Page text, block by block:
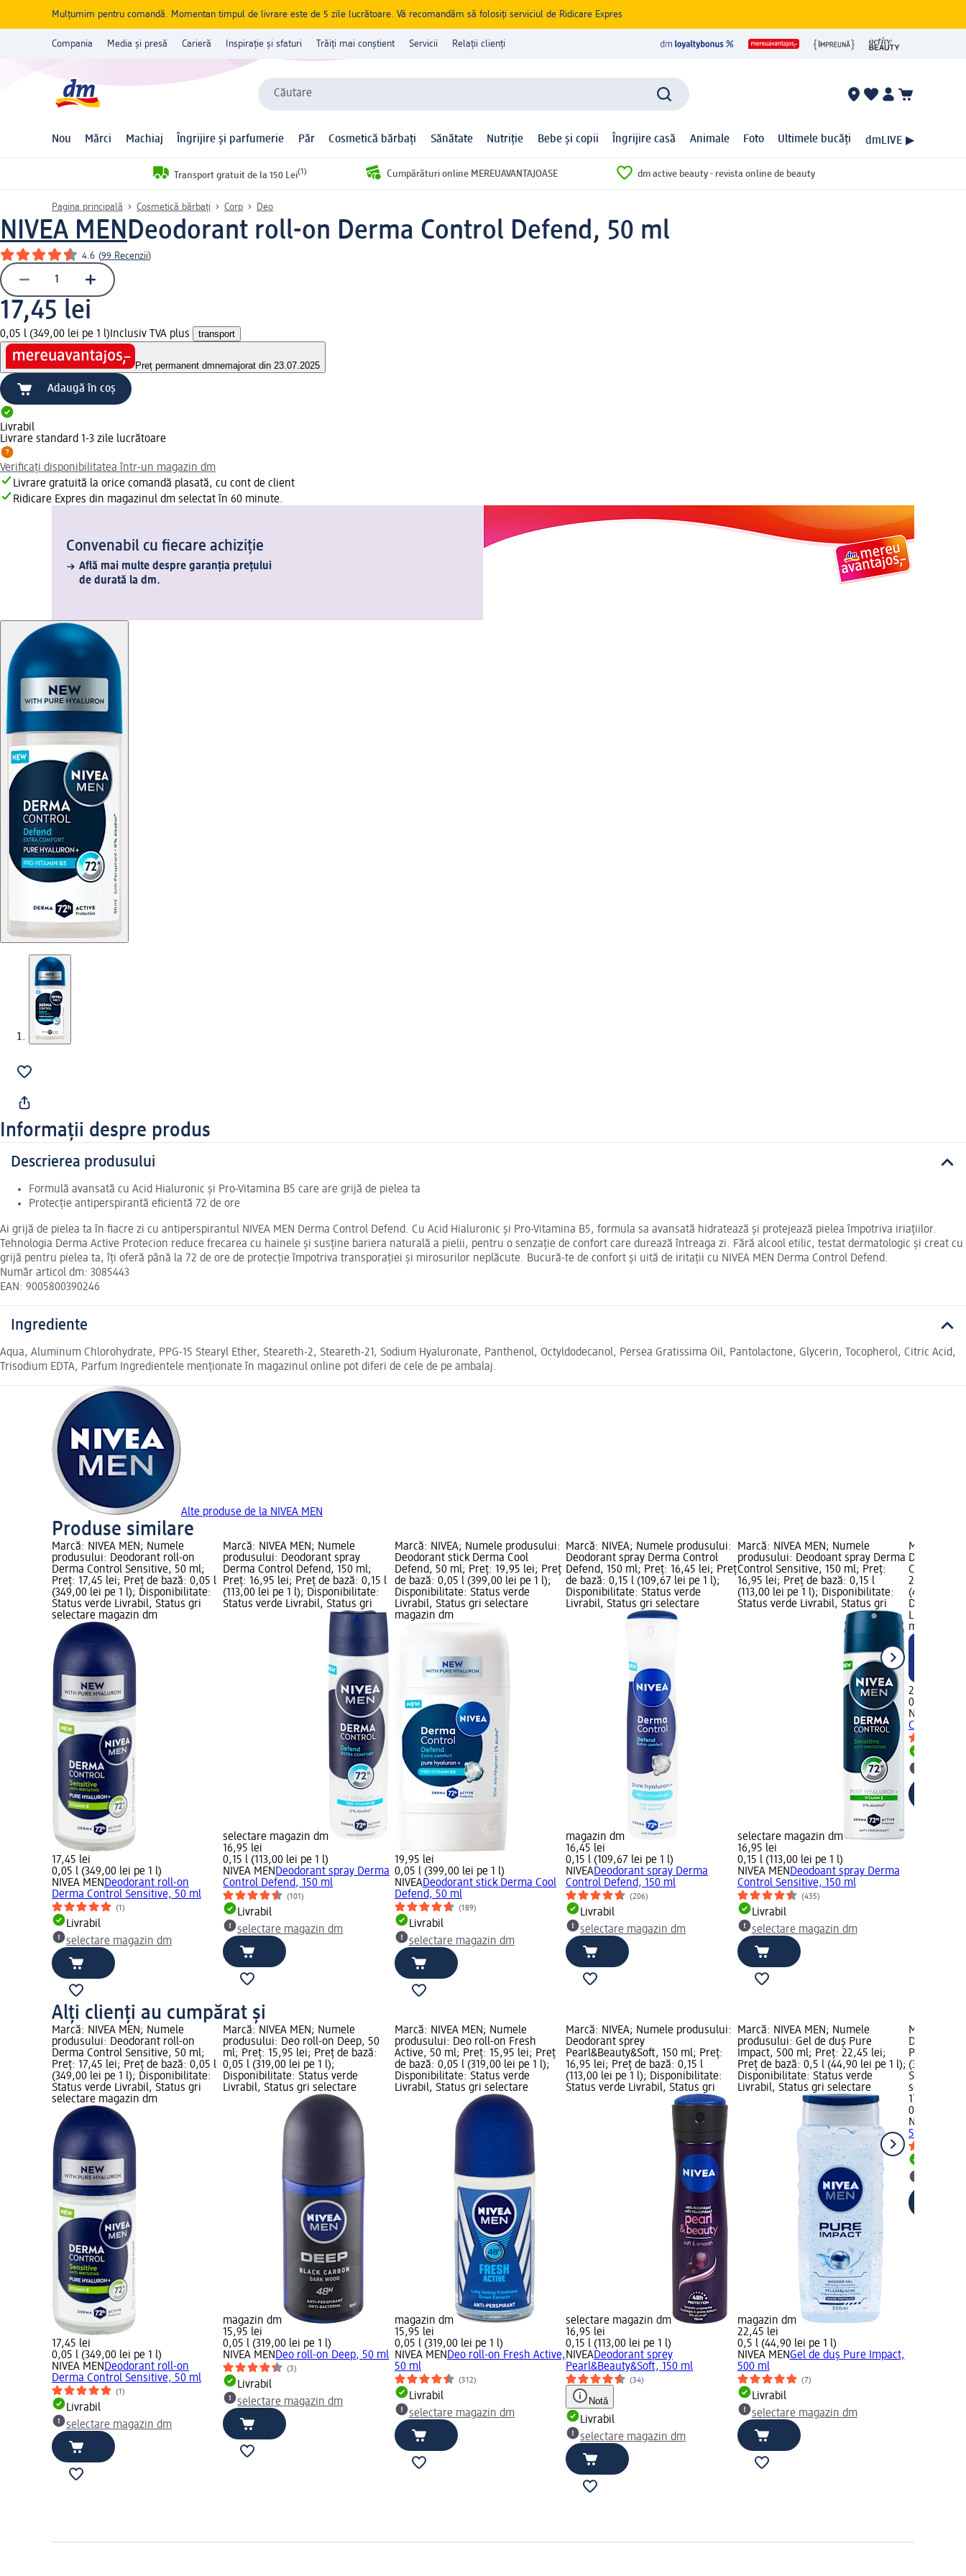
Mulțumim pentru comandă. Momentan timpul de livrare este de 5 zile lucrătoare. Vă recomandăm să folosiți serviciul de Ridicare Expres
Compania Media și presă Carieră Inspirație și sfaturi Trăiți mai conștient Servicii Relații clienți
Căutare
Nou Mărci Machiaj Îngrijire și parfumerie Păr Cosmetică bărbați Sănătate Nutriție Bebe și copii Îngrijire casă Animale Foto Ultimele bucăți dmLIVE ▶
Transport gratuit de la 150 Lei(1) Cumpărături online MEREUAVANTAJOASE dm active beauty - revista online de beauty
Pagina principală Cosmetică bărbați Corp Deo
NIVEA MENDeodorant roll-on Derma Control Defend, 50 ml
4.6 (99 Recenzii)
17,45 lei
0,05 l (349,00 lei pe 1 l) Inclusiv TVA plus transport
Preț permanent dmnemajorat din 23.07.2025
Adaugă în coș
Livrabil
Livrare standard 1-3 zile lucrătoare
Verificați disponibilitatea într-un magazin dm
Livrare gratuită la orice comandă plasată, cu cont de client
Ridicare Expres din magazinul dm selectat în 60 minute.
Convenabil cu fiecare achiziție
Află mai multe despre garanția prețului
de durată la dm.
Informații despre produs
Descrierea produsului
Formulă avansată cu Acid Hialuronic și Pro-Vitamina B5 care are grijă de pielea ta
Protecție antiperspirantă eficientă 72 de ore
Ai grijă de pielea ta în fiacre zi cu antiperspirantul NIVEA MEN Derma Control Defend. Cu Acid Hialuronic și Pro-Vitamina B5, formula sa avansată hidratează și protejează pielea împotriva iriațiilor.
Tehnologia Derma Active Protecion reduce frecarea cu hainele și susține bariera naturală a pielii, pentru o senzație de confort care durează întreaga zi. Fără alcool etilic, testat dermatologic și creat cu
grijă pentru pielea ta, îți oferă până la 72 de ore de protecție împotriva transporației și mirosurilor neplăcute. Bucură-te de confort și uită de iritații cu NIVEA MEN Derma Control Defend.
Număr articol dm: 3085443
EAN: 9005800390246
Ingrediente
Aqua, Aluminum Chlorohydrate, PPG-15 Stearyl Ether, Steareth-2, Steareth-21, Sodium Hyaluronate, Panthenol, Octyldodecanol, Persea Gratissima Oil, Pantolactone, Glycerin, Tocopherol, Citric Acid,
Trisodium EDTA, Parfum Ingredientele menționate în magazinul online pot diferi de cele de pe ambalaj.
Alte produse de la NIVEA MEN
Produse similare
Marcă: NIVEA MEN; Numele
produsului: Deodorant roll-on
Derma Control Sensitive, 50 ml;
Preț: 17,45 lei; Preț de bază: 0,05 l
(349,00 lei pe 1 l); Disponibilitate:
Status verde Livrabil, Status gri
selectare magazin dm
17,45 lei
0,05 l (349,00 lei pe 1 l)
NIVEA MEN Deodorant roll-on
Derma Control Sensitive, 50 ml
(1)
Livrabil
selectare magazin dm
Marcă: NIVEA MEN; Numele
produsului: Deodorant spray
Derma Control Defend, 150 ml;
Preț: 16,95 lei; Preț de bază: 0,15 l
(113,00 lei pe 1 l); Disponibilitate:
Status verde Livrabil, Status gri
selectare magazin dm
16,95 lei
0,15 l (113,00 lei pe 1 l)
NIVEA MEN Deodorant spray Derma
Control Defend, 150 ml
(101)
Livrabil
selectare magazin dm
Marcă: NIVEA; Numele produsului:
Deodorant stick Derma Cool
Defend, 50 ml; Preț: 19,95 lei; Preț
de bază: 0,05 l (399,00 lei pe 1 l);
Disponibilitate: Status verde
Livrabil, Status gri selectare
magazin dm
19,95 lei
0,05 l (399,00 lei pe 1 l)
NIVEADeodorant stick Derma Cool
Defend, 50 ml
(189)
Livrabil
selectare magazin dm
Marcă: NIVEA; Numele produsului:
Deodorant spray Derma Control
Defend, 150 ml; Preț: 16,45 lei; Preț
de bază: 0,15 l (109,67 lei pe 1 l);
Disponibilitate: Status verde
Livrabil, Status gri selectare
magazin dm
16,45 lei
0,15 l (109,67 lei pe 1 l)
NIVEADeodorant spray Derma
Control Defend, 150 ml
(206)
Livrabil
selectare magazin dm
Marcă: NIVEA MEN; Numele
produsului: Deodoant spray Derma
Control Sensitive, 150 ml; Preț:
16,95 lei; Preț de bază: 0,15 l
(113,00 lei pe 1 l); Disponibilitate:
Status verde Livrabil, Status gri
selectare magazin dm
16,95 lei
0,15 l (113,00 lei pe 1 l)
NIVEA MEN Deodoant spray Derma
Control Sensitive, 150 ml
(435)
Livrabil
selectare magazin dm
Marcă:
Deodorant
Clinical
22,45 lei;
(449,00 lei
Livrabil,
magazin
22,45 lei
0,05 l
NIVEA
Control
Alți clienți au cumpărat și
Marcă: NIVEA MEN; Numele
produsului: Deodorant roll-on
Derma Control Sensitive, 50 ml;
Preț: 17,45 lei; Preț de bază: 0,05 l
(349,00 lei pe 1 l); Disponibilitate:
Status verde Livrabil, Status gri
selectare magazin dm
17,45 lei
0,05 l (349,00 lei pe 1 l)
NIVEA MEN Deodorant roll-on
Derma Control Sensitive, 50 ml
(1)
Livrabil
selectare magazin dm
Marcă: NIVEA MEN; Numele
produsului: Deo roll-on Deep, 50
ml; Preț: 15,95 lei; Preț de bază:
0,05 l (319,00 lei pe 1 l);
Disponibilitate: Status verde
Livrabil, Status gri selectare
magazin dm
15,95 lei
0,05 l (319,00 lei pe 1 l)
NIVEA MEN Deo roll-on Deep, 50 ml
(3)
Livrabil
selectare magazin dm
Marcă: NIVEA MEN; Numele
produsului: Deo roll-on Fresh
Active, 50 ml; Preț: 15,95 lei; Preț
de bază: 0,05 l (319,00 lei pe 1 l);
Disponibilitate: Status verde
Livrabil, Status gri selectare
magazin dm
15,95 lei
0,05 l (319,00 lei pe 1 l)
NIVEA MEN Deo roll-on Fresh Active,
50 ml
(312)
Livrabil
selectare magazin dm
Marcă: NIVEA; Numele produsului:
Deodorant sprey
Pearl&Beauty&Soft, 150 ml; Preț:
16,95 lei; Preț de bază: 0,15 l
(113,00 lei pe 1 l); Disponibilitate:
Status verde Livrabil, Status gri
selectare magazin dm
16,95 lei
0,15 l (113,00 lei pe 1 l)
NIVEADeodorant sprey
Pearl&Beauty&Soft, 150 ml
(34)
Notă
Livrabil
selectare magazin dm
Marcă: NIVEA MEN; Numele
produsului: Gel de duș Pure
Impact, 500 ml; Preț: 22,45 lei;
Preț de bază: 0,5 l (44,90 lei pe 1 l);
Disponibilitate: Status verde
Livrabil, Status gri selectare
magazin dm
22,45 lei
0,5 l (44,90 lei pe 1 l)
NIVEA MENGel de duș Pure Impact,
500 ml
(7)
Livrabil
selectare magazin dm
Marcă:
Deo roll-on
Preț: 17,15
(343,00 lei
Status
selectare
17,15 lei
0,05 l
NIVEA
50 ml